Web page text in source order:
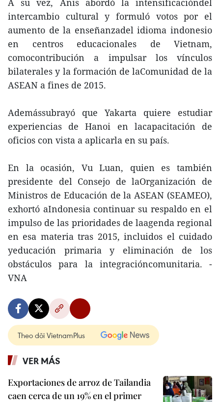
A su vez, Anis abordó la intensificacióndel
intercambio cultural y formuló votos por el
aumento de la enseñanzadel idioma indonesio
en centros educacionales de Vietnam,
comocontribución a impulsar los vínculos
bilaterales y la formación de laComunidad de la
ASEAN a fines de 2015.
Ademássubrayó que Yakarta quiere estudiar
experiencias de Hanoi en lacapacitación de
oficios con vista a aplicarla en su país.
En la ocasión, Vu Luan, quien es también
presidente del Consejo de laOrganización de
Ministros de Educación de la ASEAN (SEAMEO),
exhortó aIndonesia continuar su respaldo en el
impulso de las prioridades de laagenda regional
en esa materia tras 2015, incluidos el cuidado
yeducación primaria y eliminación de los
obstáculos para la integracióncomunitaria. -
VNA
Theo dõi VietnamPlus
VER MÁS
Exportaciones de arroz de Tailandia
caen cerca de un 19% en el primer